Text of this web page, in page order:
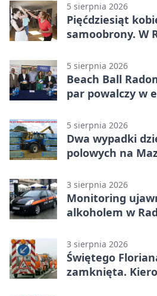
5 sierpnia 2026
Pięćdziesiąt
samoobrony. W
5 sierpnia 2026
Beach Ball
par powalczy w
5 sierpnia 2026
Dwa wypadki
polowych na
3 sierpnia 2026
Monitoring
alkoholem w
3 sierpnia 2026
Świętego
zamknięta.